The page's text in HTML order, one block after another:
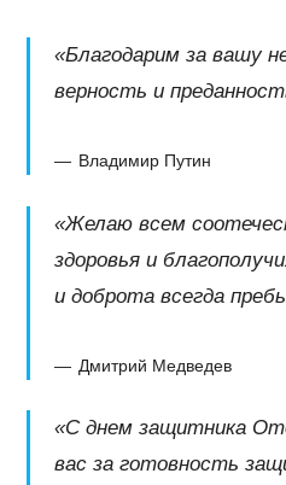
«Благодарим за вашу
верность и
Владимир Путин
«Желаю всем
здоровья и
и доброта всегда
Дмитрий Медведев
«С днем защитника
вас за готовность